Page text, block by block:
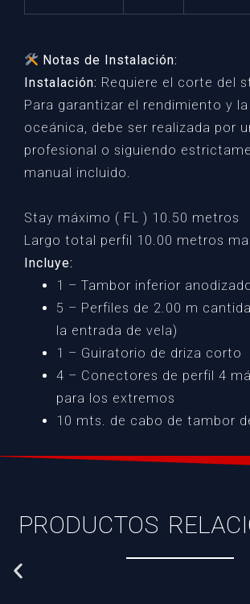
Notas de Instalación:
Instalación: Requiere el corte del
Para garantizar el rendimiento y
oceánica, debe ser realizada por
profesional o siguiendo
manual incluido.
Stay máximo ( FL ) 10.50 metros
Largo total perfil 10.00 metros
Incluye:
1 – Tambor inferior
5 – Perfiles de 2.00 m
la entrada de vela)
1 – Guiratorio de driza corto
4 – Conectores de perfil 4
para los extremos
10 mts. de cabo de tambor
PRODUCTOS